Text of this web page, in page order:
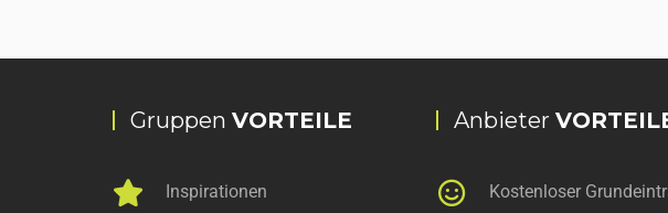
Gruppen VORTEILE
Inspirationen
Anbieter
Kostenloser